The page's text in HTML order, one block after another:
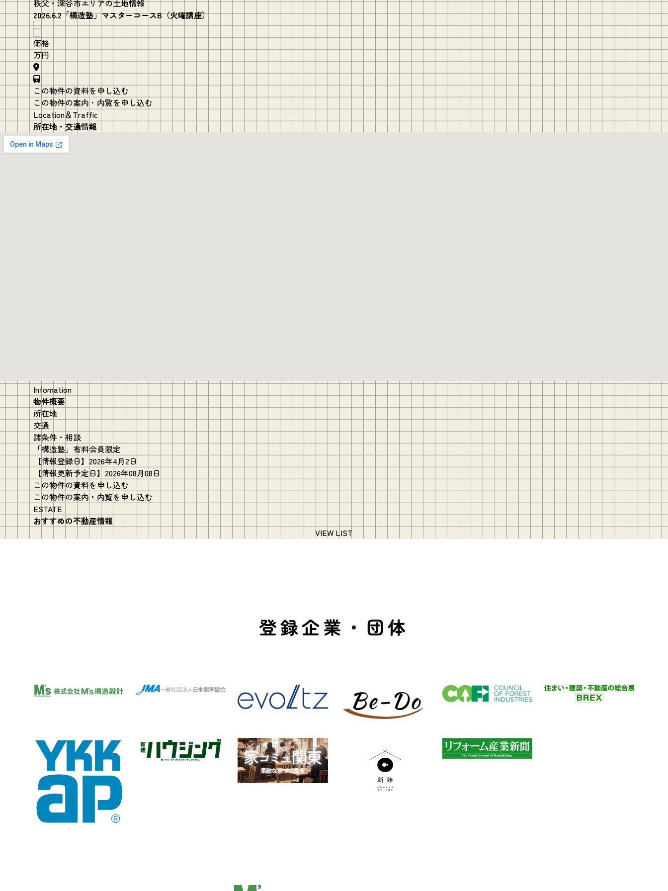
秩父・深谷市エリアの土地情報
2026.6.2「構造塾」マスターコースB（火曜講座）
価格
万円
この物件の資料を申し込む
この物件の案内・内覧を申し込む
Location＆Traffic
所在地・交通情報
Infomation
物件概要
所在地
交通
諸条件・相談
「構造塾」有料会員限定
【情報登録日】2026年4月2日
【情報更新予定日】2026年08月08日
この物件の資料を申し込む
この物件の案内・内覧を申し込む
ESTATE
おすすめの不動産情報
VIEW LIST
登録企業・団体